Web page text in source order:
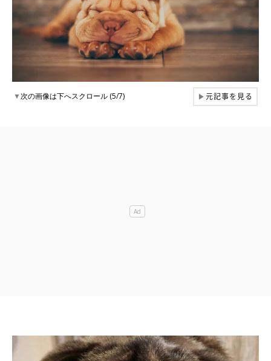
▼次の画像は下へスクロール (5/7) ▶元記事を見る